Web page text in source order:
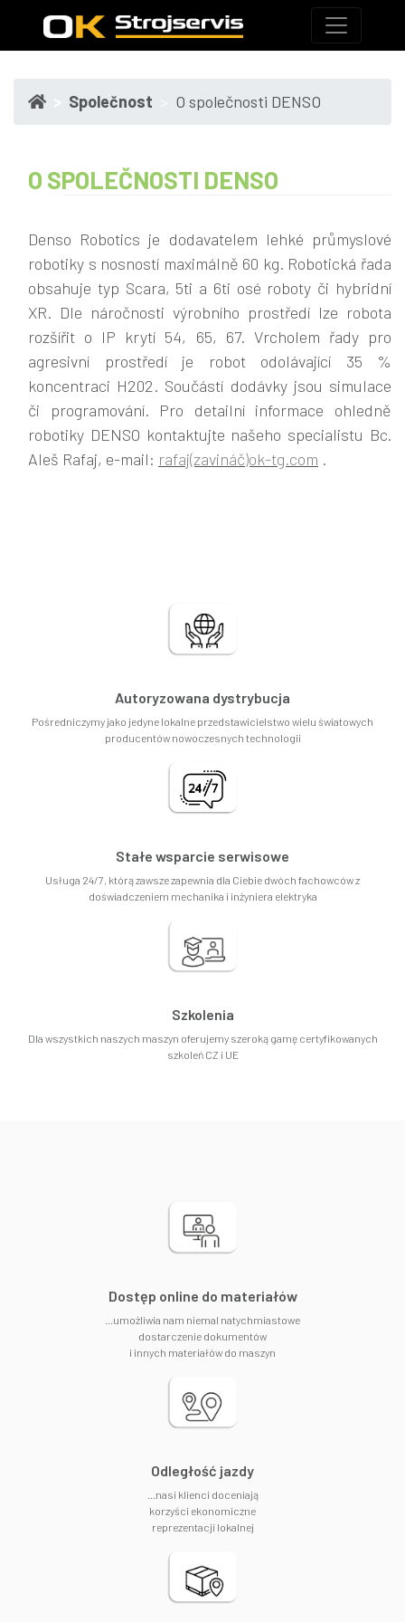
Společnost O společnosti DENSO
O SPOLEČNOSTI DENSO
Denso Robotics je dodavatelem lehké průmyslové
robotiky s nosností maximálně 60 kg. Robotická řada
obsahuje typ Scara, 5ti a 6ti osé roboty či hybridní
XR. Dle náročnosti výrobního prostředí lze robota
rozšířit o IP krytí 54, 65, 67. Vrcholem řady pro
agresivní prostředí je robot odolávající 35 %
koncentraci H202. Součástí dodávky jsou simulace
či programování. Pro detailní informace ohledně
robotiky DENSO kontaktujte našeho specialistu Bc.
Aleš Rafaj, e-mail: rafaj(zavináč)ok-tg.com .
Autoryzowana dystrybucja
Pośredniczymy jako jedyne lokalne przedstawicielstwo wielu światowych
producentów nowoczesnych technologii
Stałe wsparcie serwisowe
Usługa 24/7, którą zawsze zapewnia dla Ciebie dwóch fachowców z
doświadczeniem mechanika i inżyniera elektryka
Szkolenia
Dla wszystkich naszych maszyn oferujemy szeroką gamę certyfikowanych
szkoleń CZ i UE
​Dostęp online do materiałów
...umożliwia nam niemal natychmiastowe
dostarczenie dokumentów
i innych materiałów do maszyn
Odległość jazdy
...nasi klienci doceniają
korzyści ekonomiczne
reprezentacji lokalnej